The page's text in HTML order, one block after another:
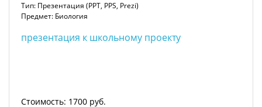
Тип: Презентация (PPT, PPS, Prezi)
Предмет: Биология
презентация к школьному проекту
Стоимость: 1700 руб.